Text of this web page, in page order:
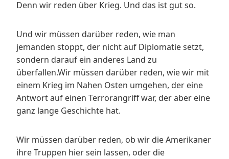
Denn wir reden über Krieg. Und das ist gut so.
Und wir müssen darüber reden, wie man
jemanden stoppt, der nicht auf Diplomatie setzt,
sondern darauf ein anderes Land zu
überfallen.Wir müssen darüber reden, wie wir mit
einem Krieg im Nahen Osten umgehen, der eine
Antwort auf einen Terrorangriff war, der aber eine
ganz lange Geschichte hat.
Wir müssen darüber reden, ob wir die Amerikaner
ihre Truppen hier sein lassen, oder die